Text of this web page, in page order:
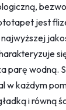
jest
parę wodną.
w każdym
i równą